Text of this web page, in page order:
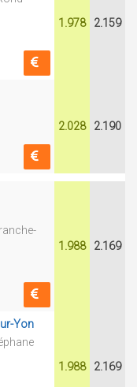
1.978 2.159
2.028 2.190
1.988 2.169
Yon
1.988 2.169